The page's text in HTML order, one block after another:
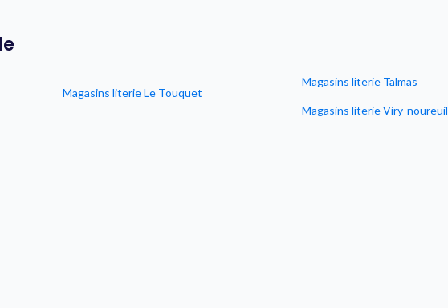
Magasins literie Le Touquet
Magasins literie Talmas
Magasins literie Viry-noureuil